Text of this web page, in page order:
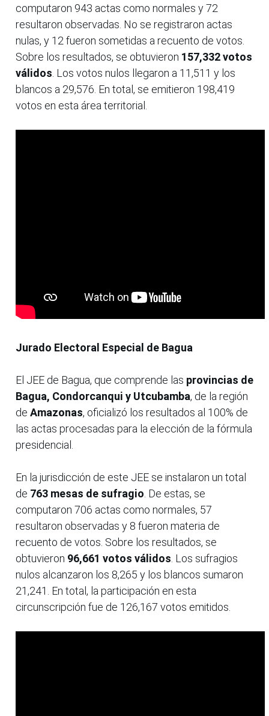
computaron 943 actas como normales y 72
resultaron observadas. No se registraron actas
nulas, y 12 fueron sometidas a recuento de votos.
Sobre los resultados, se obtuvieron 157,332 votos
válidos . Los votos nulos llegaron a 11,511 y los
blancos a 29,576. En total, se emitieron 198,419
votos en esta área territorial.
Jurado Electoral Especial de Bagua
El JEE de Bagua, que comprende las provincias de
Bagua, Condorcanqui y Utcubamba, de la región
de Amazonas, oficializó los resultados al 100% de
las actas procesadas para la elección de la fórmula
presidencial.
En la jurisdicción de este JEE se instalaron un total
de 763 mesas de sufragio . De estas, se
computaron 706 actas como normales, 57
resultaron observadas y 8 fueron materia de
recuento de votos. Sobre los resultados, se
obtuvieron 96,661 votos válidos . Los sufragios
nulos alcanzaron los 8,265 y los blancos sumaron
21,241. En total, la participación en esta
circunscripción fue de 126,167 votos emitidos.